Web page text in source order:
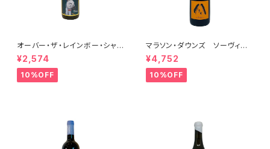
オーバー・ザ・レインボー・シャル
ドネ(午) 2025
¥2,574
10%OFF
マラソン・ダウンズ ソーヴィニ
ヨン・ブラン ペティアンナチュ
ール 2022
¥4,752
10%OFF